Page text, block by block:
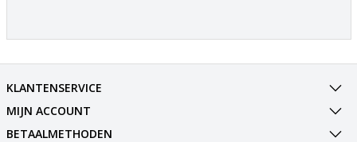
KLANTENSERVICE
MIJN ACCOUNT
BETAALMETHODEN